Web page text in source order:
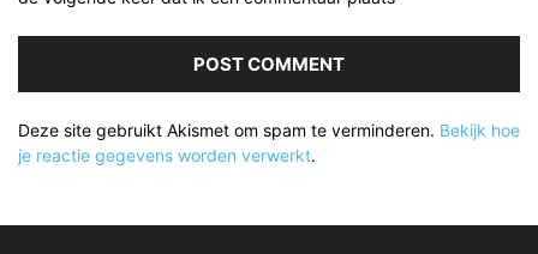
Deze site gebruikt Akismet om spam te verminderen. Bekijk hoe
je reactie gegevens worden verwerkt.